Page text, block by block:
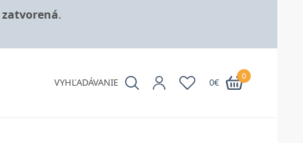
zatvorená.
VYHĽADÁVANIE 0€
0